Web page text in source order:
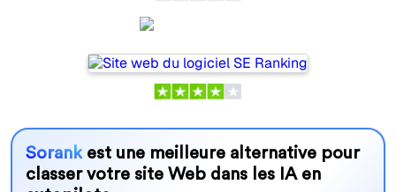
Sorankest une meilleure alternative pour
classer votre site Web dans les IA en